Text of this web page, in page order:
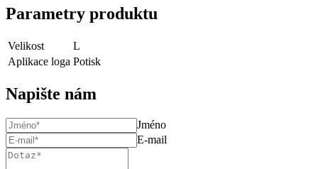
Parametry produktu
Velikost
L
Aplikace loga Potisk
Napište nám
Jméno
E-mail